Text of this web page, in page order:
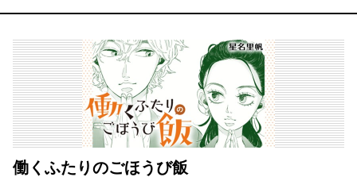
働くふたりのごほうび飯